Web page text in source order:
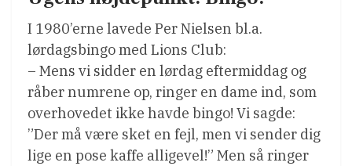
I 1980’erne lavede Per Nielsen bl.a.
lørdagsbingo med Lions Club:
– Mens vi sidder en lørdag eftermiddag og
råber numrene op, ringer en dame ind, som
overhovedet ikke havde bingo! Vi sagde:
”Der må være sket en fejl, men vi sender dig
lige en pose kaffe alligevel!” Men så ringer